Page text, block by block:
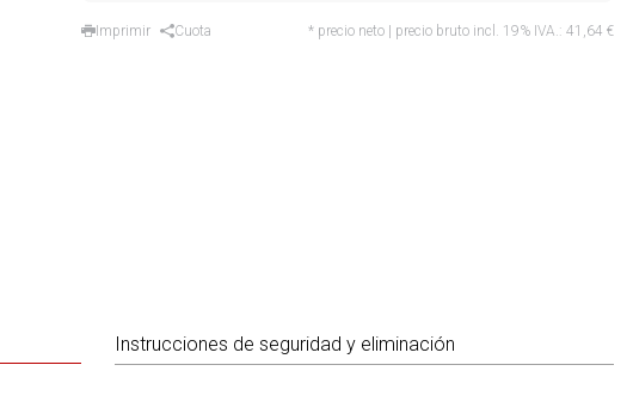
Imprimir Cuota * precio neto | precio bruto incl. 19% IVA.: 41,64 €
Instrucciones de seguridad y eliminación